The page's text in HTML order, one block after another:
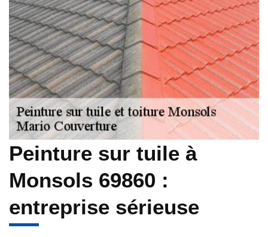
Peinture sur tuile à
Monsols 69860 :
entreprise sérieuse